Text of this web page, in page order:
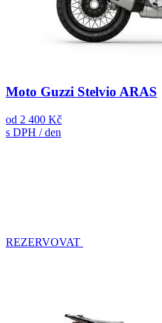
Moto Guzzi Stelvio ARAS
od 2 400 Kč
s DPH / den
REZERVOVAT